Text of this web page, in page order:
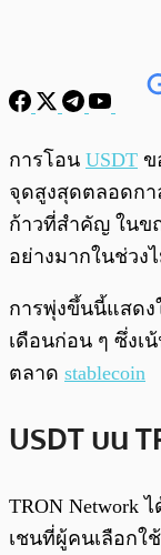
การโอน USDT ข
จุดสูงสุดตลอดกา
ก้าวที่สำคัญ ในข
อย่างมากในช่วง
การพุ่งขึ้นนี้แสดง
เดือนก่อน ๆ ซึ่งเ
ตลาด stablecoin
USDT บน
TRON Network
เชนที่ผู้คนเลือกใ